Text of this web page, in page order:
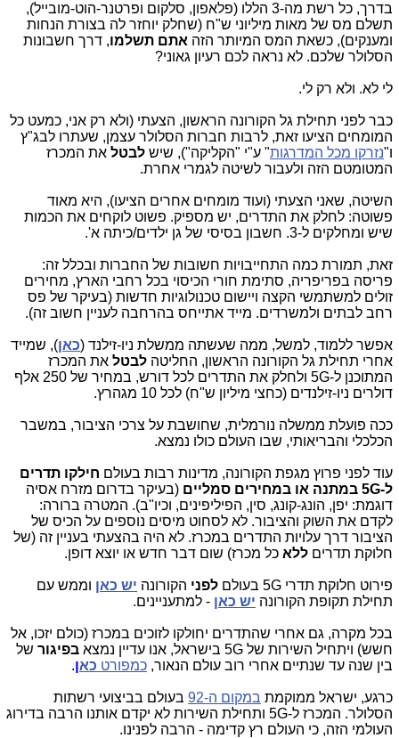
בדרך, כל רשת מה-3 הללו (פלאפון, סלקום ופרטנר-הוט-מובייל),
תשלם מס של מאות מיליוני ש"ח (שחלק יוחזר לה בצורת הנחות
ומענקים), כשאת המס המיותר הזה אתם תשלמו, דרך חשבונות
הסלולר שלכם. לא נראה לכם רעיון גאוני?
לי לא. ולא רק לי.
כבר לפני תחילת גל הקורונה הראשון, הצעתי (ולא רק אני, כמעט כל
המומחים הציעו זאת, לרבות חברות הסלולר עצמן, שעתרו לבג"ץ
ו"נזרקו מכל המדרגות" ע"י "הקליקה"), שיש לבטל את המכרז
המטומטם הזה ולעבור לשיטה לגמרי אחרת.
השיטה, שאני הצעתי (ועוד מומחים אחרים הציעו), היא מאוד
פשוטה: לחלק את התדרים, יש מספיק. פשוט לוקחים את הכמות
שיש ומחלקים ל-3. חשבון בסיסי של גן ילדים/כיתה א'.
זאת, תמורת כמה התחייבויות חשובות של החברות ובכלל זה:
פריסה בפריפריה, סתימת חורי הכיסוי בכל רחבי הארץ, מחירים
זולים למשתמשי הקצה ויישום טכנולוגיות חדשות (בעיקר של פס
רחב לבתים ולמשרדים. מייד אתייחס בהרחבה לעניין חשוב זה).
אפשר ללמוד, למשל, ממה שעשתה ממשלת ניו-זילנד (כאן), שמייד
אחרי תחילת גל הקורונה הראשון, החליטה לבטל את המכרז
המתוכנן ל-5G ולחלק את התדרים לכל דורש, במחיר של 250 אלף
דולרים ניו-זילנדים (כחצי מיליון ש"ח) לכל 10 מגהרץ.
ככה פועלת ממשלה נורמלית, שחושבת על צרכי הציבור, במשבר
הכלכלי והבריאותי, שבו העולם כולו נמצא.
עוד לפני פרוץ מגפת הקורונה, מדינות רבות בעולם חילקו תדרים
ל-5G במתנה או במחירים סמליים
(בעיקר בדרום מזרח אסיה
דוגמת: יפן, הונג-קונג, סין, הפיליפינים, וכיו"ב). המטרה ברורה:
לקדם את השוק והציבור. לא לסחוט מיסים נוספים על הכיס של
הציבור דרך עלויות התדרים במכרז. לא היה בהצעתי בעניין זה (של
חלוקת תדרים ללא כל מכרז) שום דבר חדש או יוצא דופן.
פירוט חלוקת תדרי 5G בעולם לפני הקורונה יש כאן וממש עם
תחילת תקופת הקורונה יש כאן - למתעניינים.
בכל מקרה, גם אחרי שהתדרים יחולקו לזוכים במכרז (כולם יזכו, אל
חשש) ויתחיל השירות של 5G בישראל, אנו עדיין נמצא
בפיגור של
בין שנה עד שנתיים אחרי רוב עולם הנאור, כמפורט כאן.
כרגע, ישראל ממוקמת במקום ה-92
בעולם בביצועי רשתות
הסלולר. המכרז ל-5G ותחילת השירות לא יקדם אותנו הרבה בדירוג
העולמי הזה, כי העולם רץ קדימה - הרבה לפנינו.